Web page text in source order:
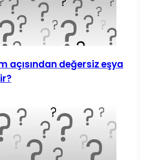
açısından değersiz eşya